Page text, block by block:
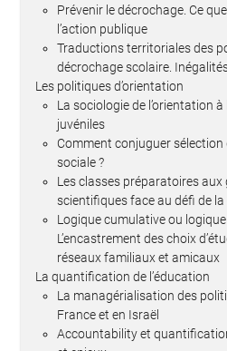
Prévenir le décrochage. Ce
l’action publique
Traductions territoriales des
décrochage scolaire.
Les politiques d’orientation
La sociologie de l’orientation
juvéniles
Comment conjuguer sélection
sociale ?
Les classes préparatoires aux
scientifiques face au défi de
Logique cumulative ou
L’encastrement des choix
réseaux familiaux et amicaux
La quantification de l’éducation
La managérialisation des
France et en Israël
Accountability et